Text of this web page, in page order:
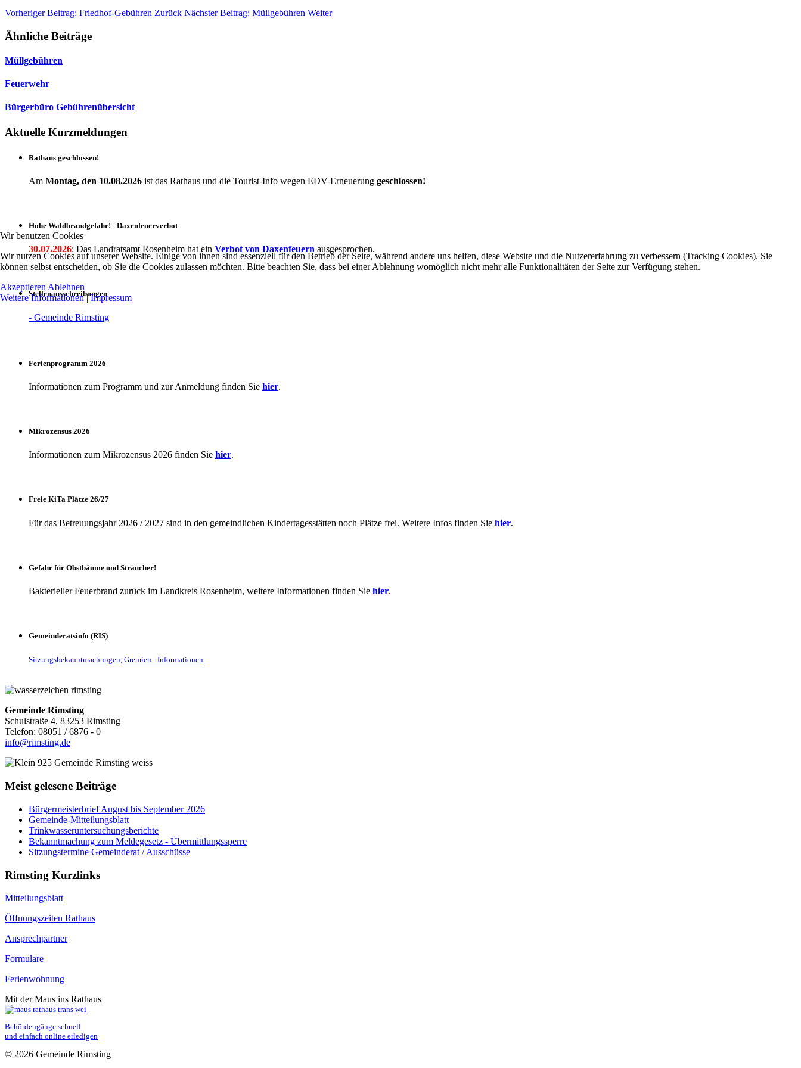
Vorheriger Beitrag: Friedhof-Gebühren Zurück Nächster Beitrag: Müllgebühren Weiter
Ähnliche Beiträge
Müllgebühren
Feuerwehr
Bürgerbüro Gebührenübersicht
Aktuelle Kurzmeldungen
Rathaus geschlossen!
Am Montag, den 10.08.2026 ist das Rathaus und die Tourist-Info wegen EDV-Erneuerung geschlossen!
Hohe Waldbrandgefahr! - Daxenfeuerverbot
30.07.2026: Das Landratsamt Rosenheim hat ein Verbot von Daxenfeuern ausgesprochen.
Stellenausschreibungen
- Gemeinde Rimsting
Ferienprogramm 2026
Informationen zum Programm und zur Anmeldung finden Sie hier.
Mikrozensus 2026
Informationen zum Mikrozensus 2026 finden Sie hier.
Freie KiTa Plätze 26/27
Für das Betreuungsjahr 2026 / 2027 sind in den gemeindlichen Kindertagesstätten noch Plätze frei. Weitere Infos finden Sie hier.
Gefahr für Obstbäume und Sträucher!
Bakterieller Feuerbrand zurück im Landkreis Rosenheim, weitere Informationen finden Sie hier.
Gemeinderatsinfo (RIS)
Sitzungsbekanntmachungen, Gremien - Informationen
Gemeinde Rimsting
Schulstraße 4, 83253 Rimsting
Telefon: 08051 / 6876 - 0
info@rimsting.de
Meist gelesene Beiträge
Bürgermeisterbrief August bis September 2026
Gemeinde-Mitteilungsblatt
Trinkwasseruntersuchungsberichte
Bekanntmachung zum Meldegesetz - Übermittlungssperre
Sitzungstermine Gemeinderat / Ausschüsse
Rimsting Kurzlinks
Mitteilungsblatt
Öffnungszeiten Rathaus
Ansprechpartner
Formulare
Ferienwohnung
Mit der Maus ins Rathaus
Behördengänge schnell
und einfach online erledigen
© 2026 Gemeinde Rimsting
Wir benutzen Cookies
Wir nutzen Cookies auf unserer Website. Einige von ihnen sind essenziell für den Betrieb der Seite, während andere uns helfen, diese Website und die Nutzererfahrung zu verbessern (Tracking Cookies). Sie
können selbst entscheiden, ob Sie die Cookies zulassen möchten. Bitte beachten Sie, dass bei einer Ablehnung womöglich nicht mehr alle Funktionalitäten der Seite zur Verfügung stehen.
Akzeptieren Ablehnen
Weitere Informationen|Impressum